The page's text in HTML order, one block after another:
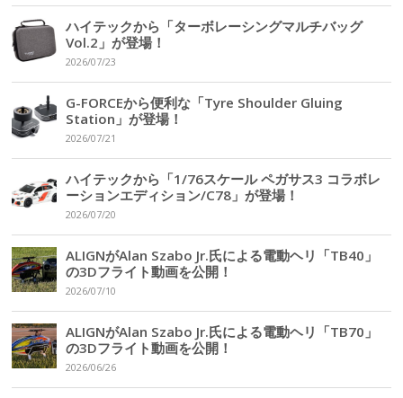
ハイテックから「ターボレーシングマルチバッグ
Vol.2」が登場！
2026/07/23
G-FORCEから便利な「Tyre Shoulder Gluing
Station」が登場！
2026/07/21
ハイテックから「1/76スケール ペガサス3 コラボレ
ーションエディション/C78」が登場！
2026/07/20
ALIGNがAlan Szabo Jr.氏による電動ヘリ「TB40」
の3Dフライト動画を公開！
2026/07/10
ALIGNがAlan Szabo Jr.氏による電動ヘリ「TB70」
の3Dフライト動画を公開！
2026/06/26